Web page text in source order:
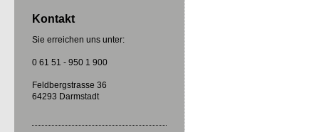
Kontakt
Sie erreichen uns unter:
0 61 51 - 950 1 900
Feldbergstrasse 36
64293 Darmstadt